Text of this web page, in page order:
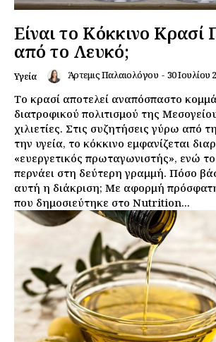
Είναι το Κόκκινο Κρασί
από το Λευκό;
Υγεία Άρτεμις Παλαιολόγου - 30 Ιουλίου
Το κρασί αποτελεί αναπόσπαστο
διατροφικού πολιτισμού της
χιλιετίες. Στις συζητήσεις γύρω από
την υγεία, το κόκκινο εμφανίζεται
«ευεργετικός πρωταγωνιστής», ενώ
περνάει στη δεύτερη γραμμή. Πόσο
αυτή η διάκριση; Με αφορμή
που δημοσιεύτηκε στο Nutrition...